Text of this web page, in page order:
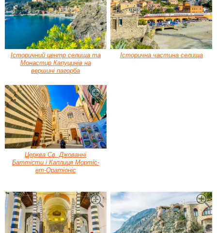
Історичний центр селища та
Монастир Капуцинів на
вершині пагорба
Історична частина селища
Церква Св. Джованні
Баттісти і Каплиця Мортіс-
ет-Оратіоніс